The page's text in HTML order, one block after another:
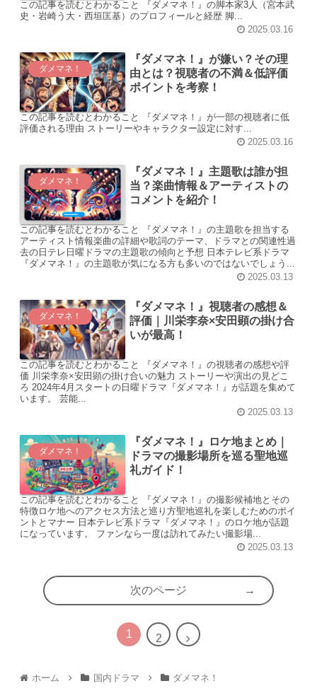
この記事を読むとわかること 『ダメマネ！』の脚本家3人（宮本武
史・岩崎う大・西垣匡基）のプロフィールと経歴 脚...
2025.03.16
ダメマネ！
『ダメマネ！』が嫌い？その理
由とは？視聴者の不満＆低評価
ポイントを考察！
この記事を読むとわかること 『ダメマネ！』が一部の視聴者に低
評価される理由 ストーリーやキャラクター設定に対す...
2025.03.16
ダメマネ！
『ダメマネ！』主題歌は誰が担
当？楽曲情報＆アーティストの
コメントを紹介！
この記事を読むとわかること 『ダメマネ！』の主題歌を担当する
アーティスト情報楽曲の詳細や歌詞のテーマ、ドラマとの関連性過
去の日テレ日曜ドラマの主題歌の傾向と予想 日本テレビ系ドラマ
『ダメマネ！』の主題歌が気になる方も多いのではないでしょう...
2025.03.13
ダメマネ！
『ダメマネ！』視聴者の感想＆
評価｜川栄李奈×安田顕の掛け合
いが最高！
この記事を読むとわかること 『ダメマネ！』の視聴者の感想や評
価 川栄李奈×安田顕の掛け合いの魅力 ストーリーや演出の見どこ
ろ 2024年4月スタートの日曜ドラマ『ダメマネ！』が話題を集めて
います。 芸能...
2025.03.13
ダメマネ！
『ダメマネ！』ロケ地まとめ｜
ドラマの撮影場所を巡る聖地巡
礼ガイド！
この記事を読むとわかること 『ダメマネ！』の撮影候補地とその
特徴ロケ地へのアクセス方法と巡り方聖地巡礼を楽しむためのポイ
ントとマナー 日本テレビ系ドラマ『ダメマネ！』のロケ地が話題
になっています。 ファンなら一度は訪れてみたい撮影場...
2025.03.13
次のページ
1 2
ホーム 国内ドラマ ダメマネ！